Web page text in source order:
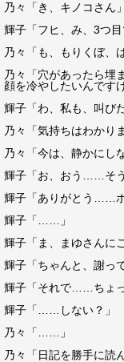
乃々「き、キノコさん」
輝子「フヒ、み、3つ
乃々「も、もりくぼ、
乃々「穴があったら埋
顔を冷やしたいんです
輝子「わ、私も、叫
乃々「気持ちはわかり
乃々「今は、静かにし
輝子「お、おう……そう
輝子「ありがとう……ボ
輝子「……」
輝子「ま、まゆさんに
輝子「ちゃんと、謝っ
輝子「それで……ちょっ
輝子「……しない？」
乃々「……」
乃々「日記を勝手に読